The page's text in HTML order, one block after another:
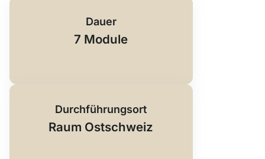
Dauer
7 Module
Durchführungsort
Raum Ostschweiz